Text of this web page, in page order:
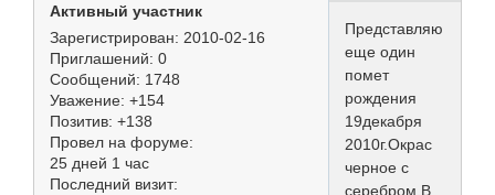
Активный участник
Зарегистрирован: 2010-02-16
Приглашений: 0
Сообщений: 1748
Уважение: +154
Позитив: +138
Провел на форуме:
25 дней 1 час
Последний визит:
Представляю
еще один
помет
рождения
19декабря
2010г.Окрас
черное с
серебром.В